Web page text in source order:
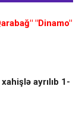
"Dinamo"
ayrılıb 1-